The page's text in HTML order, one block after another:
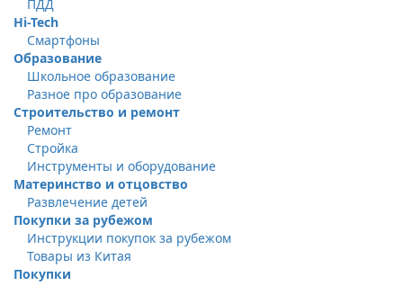
ПДД
Hi-Tech
Смартфоны
Образование
Школьное образование
Разное про образование
Строительство и ремонт
Ремонт
Стройка
Инструменты и оборудование
Материнство и отцовство
Развлечение детей
Покупки за рубежом
Инструкции покупок за рубежом
Товары из Китая
Покупки